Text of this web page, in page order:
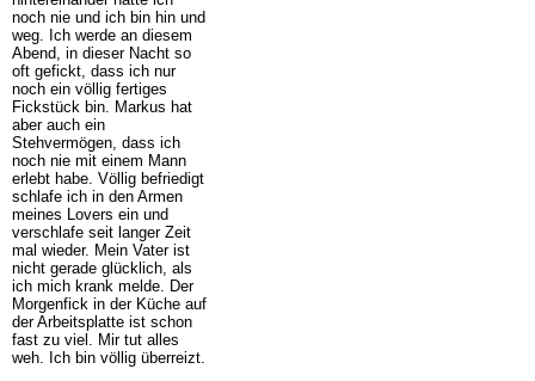
noch nie und ich bin hin und
weg. Ich werde an diesem
Abend, in dieser Nacht so
oft gefickt, dass ich nur
noch ein völlig fertiges
Fickstück bin. Markus hat
aber auch ein
Stehvermögen, dass ich
noch nie mit einem Mann
erlebt habe. Völlig befriedigt
schlafe ich in den Armen
meines Lovers ein und
verschlafe seit langer Zeit
mal wieder. Mein Vater ist
nicht gerade glücklich, als
ich mich krank melde. Der
Morgenfick in der Küche auf
der Arbeitsplatte ist schon
fast zu viel. Mir tut alles
weh. Ich bin völlig überreizt.